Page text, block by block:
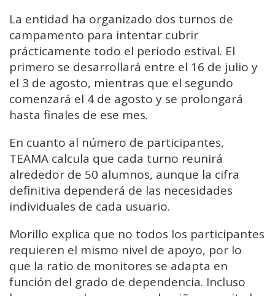
La entidad ha organizado dos turnos de
campamento para intentar cubrir
prácticamente todo el periodo estival. El
primero se desarrollará entre el 16 de julio y
el 3 de agosto, mientras que el segundo
comenzará el 4 de agosto y se prolongará
hasta finales de ese mes.
En cuanto al número de participantes,
TEAMA calcula que cada turno reunirá
alrededor de 50 alumnos, aunque la cifra
definitiva dependerá de las necesidades
individuales de cada usuario.
Morillo explica que no todos los participantes
requieren el mismo nivel de apoyo, por lo
que la ratio de monitores se adapta en
función del grado de dependencia. Incluso